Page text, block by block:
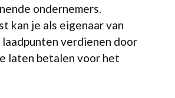
ondernemers.
kan je als eigenaar van
laadpunten verdienen door
laten betalen voor het